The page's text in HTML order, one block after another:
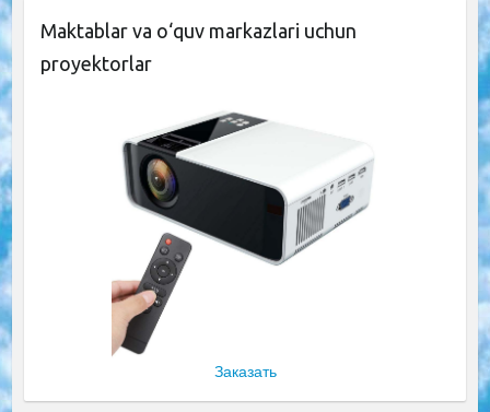
Maktablar va o‘quv markazlari uchun
proyektorlar
Заказать